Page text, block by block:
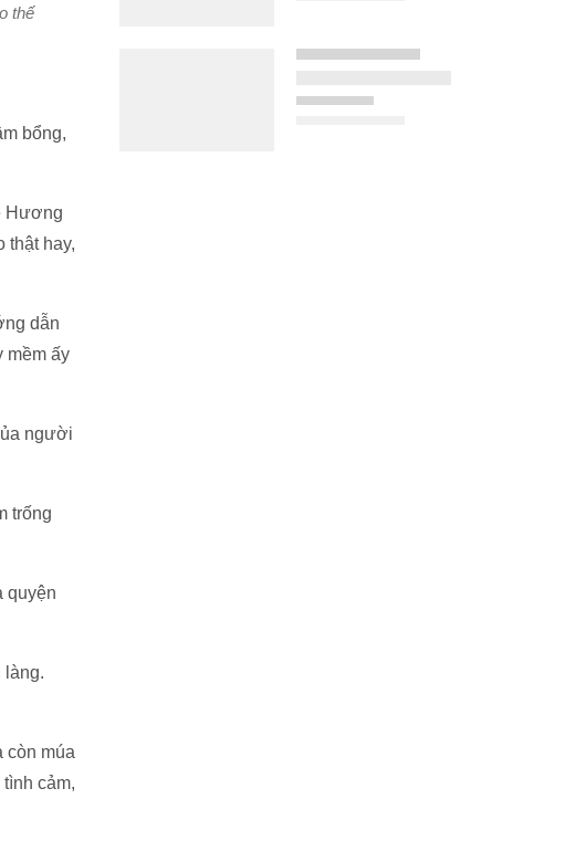
thế
bổng,
Hương
thật hay,
dẫn
mềm ấy
người
trống
quyện
làng.
còn múa
cảm,